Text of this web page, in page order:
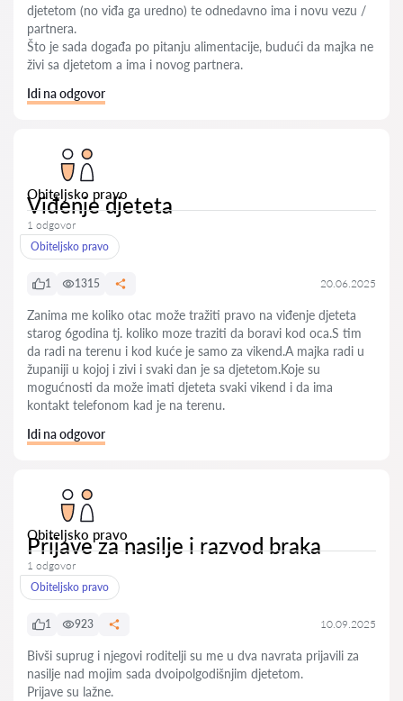
djetetom (no viđa ga uredno) te odnedavno ima i novu vezu /
partnera.
Što je sada događa po pitanju alimentacije, budući da majka ne
živi sa djetetom a ima i novog partnera.
Idi na odgovor
Obiteljsko pravo
Viđenje djeteta
1 odgovor
Obiteljsko pravo
1 1315 20.06.2025
Zanima me koliko otac može tražiti pravo na viđenje djeteta
starog 6godina tj. koliko moze traziti da boravi kod oca.S tim
da radi na terenu i kod kuće je samo za vikend.A majka radi u
županiji u kojoj i zivi i svaki dan je sa djetetom.Koje su
mogućnosti da može imati djeteta svaki vikend i da ima
kontakt telefonom kad je na terenu.
Idi na odgovor
Obiteljsko pravo
Prijave za nasilje i razvod braka
1 odgovor
Obiteljsko pravo
1 923 10.09.2025
Bivši suprug i njegovi roditelji su me u dva navrata prijavili za
nasilje nad mojim sada dvoipolgodišnjim djetetom.
Prijave su lažne.